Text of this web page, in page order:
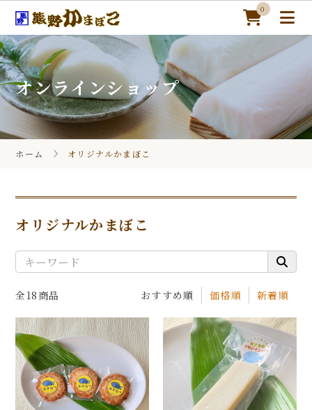
0
ホーム
季節のギフト
かまぼこレシピ
マイページ
会員登録
ログイン
オンラインショップ
ホーム オリジナルかまぼこ
オリジナルかまぼこ
全18商品 おすすめ順 価格順 新着順